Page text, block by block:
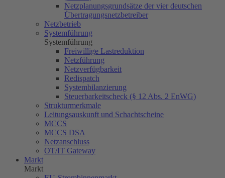
Netzplanungsgrundsätze der vier deutschen
Übertragungsnetzbetreiber
Netzbetrieb
Systemführung
Systemführung
Freiwillige Lastreduktion
Netzführung
Netzverfügbarkeit
Redispatch
Systembilanzierung
Steuerbarkeitscheck (§ 12 Abs. 2 EnWG)
Strukturmerkmale
Leitungsauskunft und Schachtscheine
MCCS
MCCS DSA
Netzanschluss
OT/IT Gateway
Markt
Markt